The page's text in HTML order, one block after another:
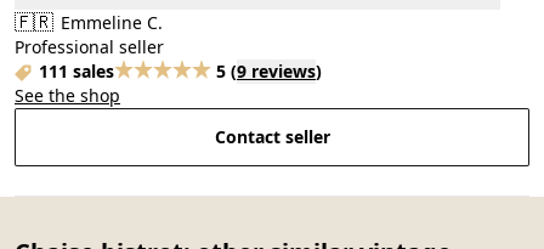
🇫🇷 Emmeline C.
Professional seller
111 sales
5 (9 reviews)
See the shop
Contact seller